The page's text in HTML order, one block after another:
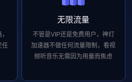
任
无限流量
不管是VIP还是免费用户，神灯
加速器不做任何流量限制，看视
频听音乐无需因为用量而焦虑